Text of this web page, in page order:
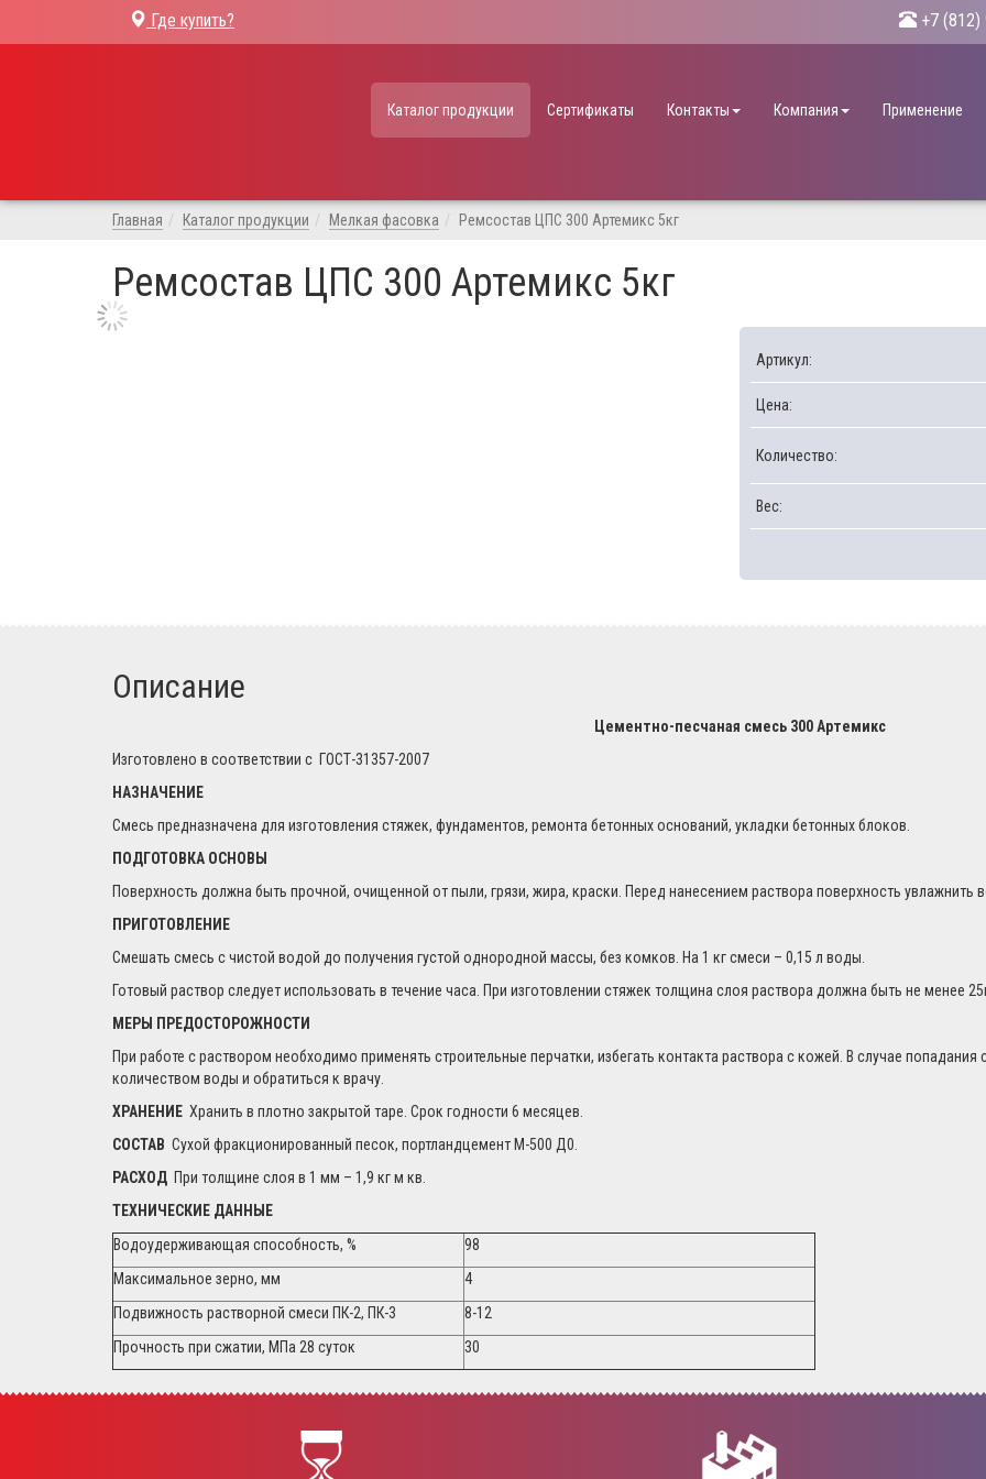
Где купить? +7 (812)
Каталог продукции Сертификаты Контакты Компания Применение
Главная Каталог продукции Мелкая фасовка Ремсостав ЦПС 300 Артемикс 5кг
Ремсостав ЦПС 300 Артемикс 5кг
Артикул:
Цена:
Количество:
Вес:
Описание
Цементно-песчаная смесь 300 Артемикс
Изготовлено в соответствии с ГОСТ-31357-2007
НАЗНАЧЕНИЕ
Смесь предназначена для изготовления стяжек, фундаментов, ремонта бетонных оснований, укладки бетонных блоков.
ПОДГОТОВКА ОСНОВЫ
Поверхность должна быть прочной, очищенной от пыли, грязи, жира, краски. Перед нанесением раствора
ПРИГОТОВЛЕНИЕ
Смешать смесь с чистой водой до получения густой однородной массы, без комков. На 1 кг смеси – 0,15 л воды.
Готовый раствор следует использовать в течение часа. При изготовлении стяжек толщина слоя раствора должна быть не менее
МЕРЫ ПРЕДОСТОРОЖНОСТИ
При работе с раствором необходимо применять строительные перчатки, избегать контакта раствора с кожей. В случае
количеством воды и обратиться к врачу.
ХРАНЕНИЕ Хранить в плотно закрытой таре. Срок годности 6 месяцев.
СОСТАВ Сухой фракционированный песок, портландцемент М-500 Д0.
РАСХОД При толщине слоя в 1 мм – 1,9 кг м кв.
ТЕХНИЧЕСКИЕ ДАННЫЕ
Водоудерживающая способность, %
98
Максимальное зерно, мм
4
Подвижность растворной смеси ПК-2, ПК-3
8-12
Прочность при сжатии, МПа 28 суток
30